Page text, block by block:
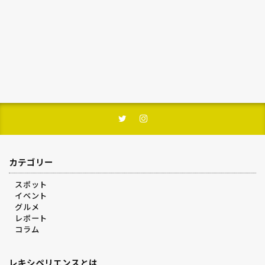
カテゴリー
スポット
イベント
グルメ
レポート
コラム